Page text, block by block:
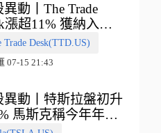
異動丨The Trade
漲超11% 獲納入標
指數
Trade Desk(TTD.US)
07-15 21:43
異動丨特斯拉盤初升
馬斯克稱今年年底
‘史詩級震撼’的演示